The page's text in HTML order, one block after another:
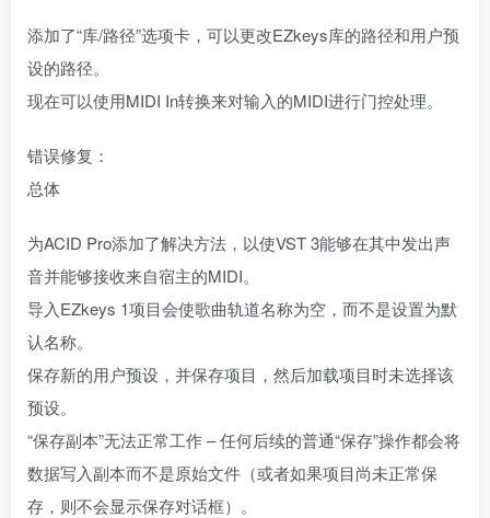
添加了“库/路径”选项卡，可以更改EZkeys库的路径和用户预
设的路径。
现在可以使用MIDI In转换来对输入的MIDI进行门控处理。
错误修复：
总体
为ACID Pro添加了解决方法，以使VST 3能够在其中发出声
音并能够接收来自宿主的MIDI。
导入EZkeys 1项目会使歌曲轨道名称为空，而不是设置为默
认名称。
保存新的用户预设，并保存项目，然后加载项目时未选择该
预设。
“保存副本”无法正常工作 – 任何后续的普通“保存”操作都会将
数据写入副本而不是原始文件（或者如果项目尚未正常保
存，则不会显示保存对话框）。